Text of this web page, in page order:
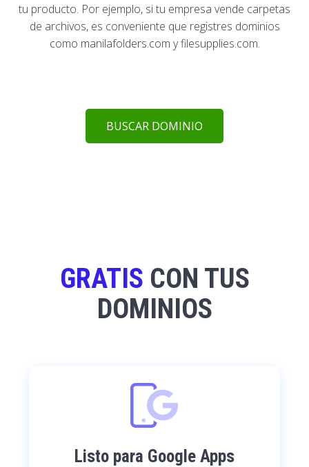
tu producto. Por ejemplo, si tu empresa vende carpetas
de archivos, es conveniente que registres dominios
como manilafolders.com y filesupplies.com.
BUSCAR DOMINIO
GRATIS CON TUS
DOMINIOS
Listo para Google Apps